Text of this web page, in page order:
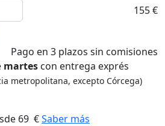
155 €
Pago en 3 plazos sin comisiones
martescon entrega exprés
metropolitana, excepto Córcega)
69 €Saber más